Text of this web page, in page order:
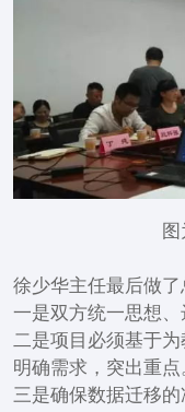
徐少华主任最后做了
一是双方统一思想、
二是项目必须基于
明确需求，突出重点
三是确保数据迁移